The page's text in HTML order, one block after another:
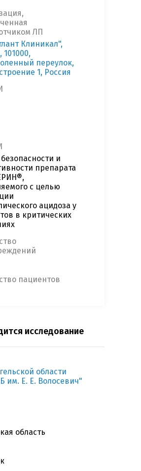
ЛП
Клиникал",
101000,
переулок,
1, Россия
и
препарата
с целью
ацидоза у
в критических
пациентов
исследование
области
им. Е. Е. Волосевич"
область